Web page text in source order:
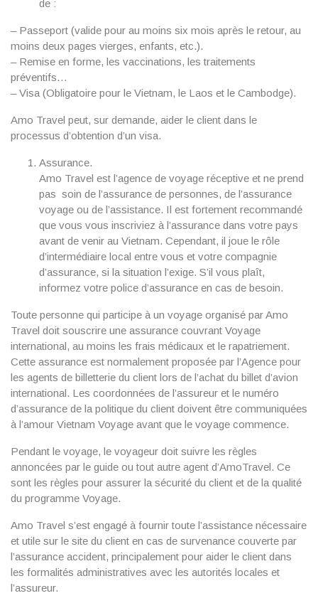
de :
– Passeport (valide pour au moins six mois après le retour, au
moins deux pages vierges, enfants, etc.).
– Remise en forme, les vaccinations, les traitements
préventifs…
– Visa (Obligatoire pour le Vietnam, le Laos et le Cambodge).
Amo Travel peut, sur demande, aider le client dans le
processus d’obtention d’un visa.
Assurance.
Amo Travel est l’agence de voyage réceptive et ne prend
pas soin de l’assurance de personnes, de l’assurance
voyage ou de l’assistance. Il est fortement recommandé
que vous vous inscriviez à l’assurance dans votre pays
avant de venir au Vietnam. Cependant, il joue le rôle
d’intermédiaire local entre vous et votre compagnie
d’assurance, si la situation l’exige. S’il vous plaît,
informez votre police d’assurance en cas de besoin.
Toute personne qui participe à un voyage organisé par Amo
Travel doit souscrire une assurance couvrant Voyage
international, au moins les frais médicaux et le rapatriement.
Cette assurance est normalement proposée par l’Agence pour
les agents de billetterie du client lors de l’achat du billet d’avion
international. Les coordonnées de l’assureur et le numéro
d’assurance de la politique du client doivent être communiquées
à l’amour Vietnam Voyage avant que le voyage commence.
Pendant le voyage, le voyageur doit suivre les règles
annoncées par le guide ou tout autre agent d’AmoTravel. Ce
sont les règles pour assurer la sécurité du client et de la qualité
du programme Voyage.
Amo Travel s’est engagé à fournir toute l’assistance nécessaire
et utile sur le site du client en cas de survenance couverte par
l’assurance accident, principalement pour aider le client dans
les formalités administratives avec les autorités locales et
l’assureur.